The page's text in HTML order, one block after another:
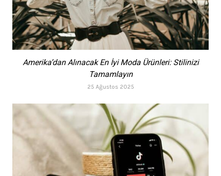
Amerika’dan Alınacak En İyi Moda Ürünleri: Stilinizi
Tamamlayın
25 Ağustos 2025